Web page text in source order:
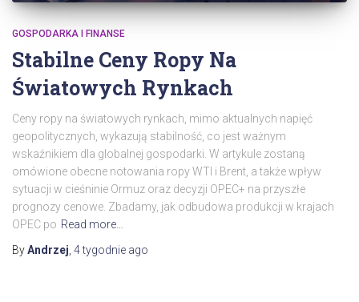
GOSPODARKA I FINANSE
Stabilne Ceny Ropy Na
Światowych Rynkach
Ceny ropy na światowych rynkach, mimo aktualnych napięć
geopolitycznych, wykazują stabilność, co jest ważnym
wskaźnikiem dla globalnej gospodarki. W artykule zostaną
omówione obecne notowania ropy WTI i Brent, a także wpływ
sytuacji w cieśninie Ormuz oraz decyzji OPEC+ na przyszłe
prognozy cenowe. Zbadamy, jak odbudowa produkcji w krajach
OPEC po Read more…
ByAndrzej 4 tygodnie ago